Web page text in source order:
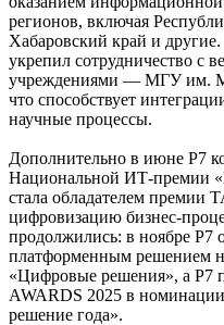
регионов, включая
Хабаровский край и
укрепил сотрудничество с
учреждениями — МГУ им.
что способствует
научные процессы.
Дополнительно в июне Р7
Национальной ИТ-премии
стала обладателем премии
цифровизацию бизнес-
продолжились: в ноябре
платформенным решением
«Цифровые решения», а Р7
AWARDS 2025 в
решение года».